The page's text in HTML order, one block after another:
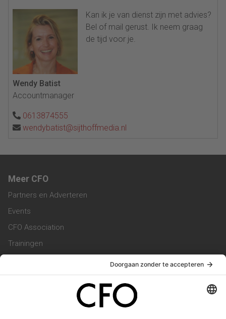
Kan ik je van dienst zijn met advies?
Bel of mail gerust. Ik neem graag
de tijd voor je.
Wendy Batist
Accountmanager
0613874555
wendybatist@sijthoffmedia.nl
Meer CFO
Partners en Adverteren
Events
CFO Association
Trainingen
Vacatures
Service & Contact